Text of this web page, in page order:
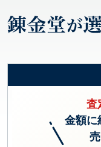
査
金額に